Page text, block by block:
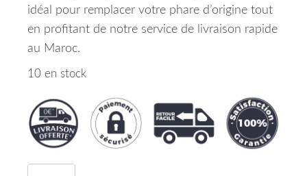
idéal pour remplacer votre phare d’origine tout
en profitant de notre service de livraison rapide
au Maroc.
10 en stock